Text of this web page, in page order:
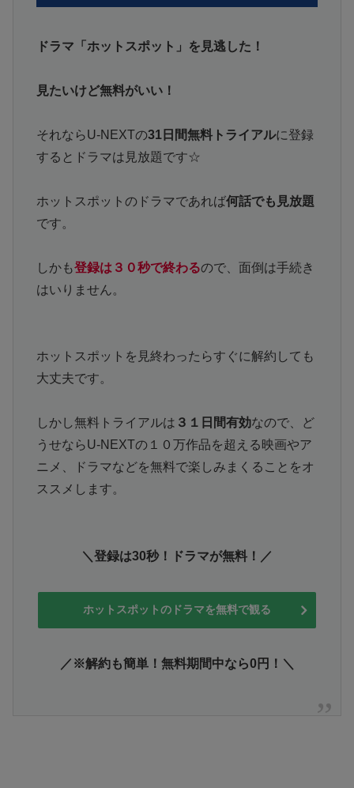
ドラマ「ホットスポット」を見逃した！
見たいけど無料がいい！
それならU-NEXTの31日間無料トライアルに登録
するとドラマは見放題です☆
ホットスポットのドラマであれば何話でも見放題
です。
しかも登録は３０秒で終わるので、面倒は手続き
はいりません。
ホットスポットを見終わったらすぐに解約しても
大丈夫です。
しかし無料トライアルは ３１日間有効なので、ど
うせならU-NEXTの１０万作品を超える映画やア
ニメ、ドラマなどを無料で楽しみまくることをオ
ススメします。
＼登録は30秒！ドラマが無料！／
ホットスポットのドラマを無料で観る
／※解約も簡単！無料期間中なら0円！＼